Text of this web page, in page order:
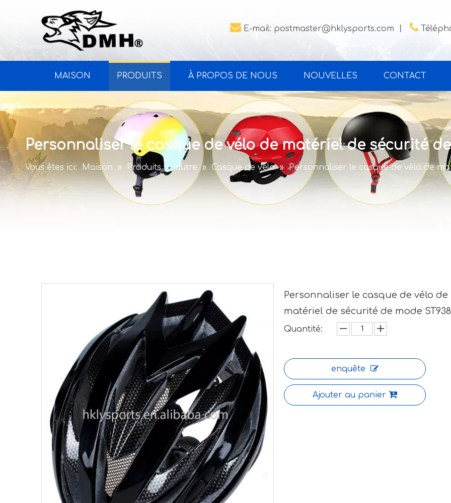
 E-mail: postmaster@hklysports.com 
MAISON PRODUITS À PROPOS DE NOUS NOUVELLES CONTACT
Personnaliser le casque de vélo de matériel de sécurité
Vous êtes ici: Maison » Produits » autre » Casque de vélo » Personnaliser le casque de vélo de
Personnaliser le casque de vélo de
matériel de sécurité de mode
Quantité:
enquête
Ajouter au panier